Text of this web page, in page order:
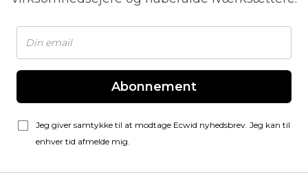
Abonnement
Jeg giver samtykke til at modtage Ecwid nyhedsbrev. Jeg kan til
enhver tid afmelde mig.